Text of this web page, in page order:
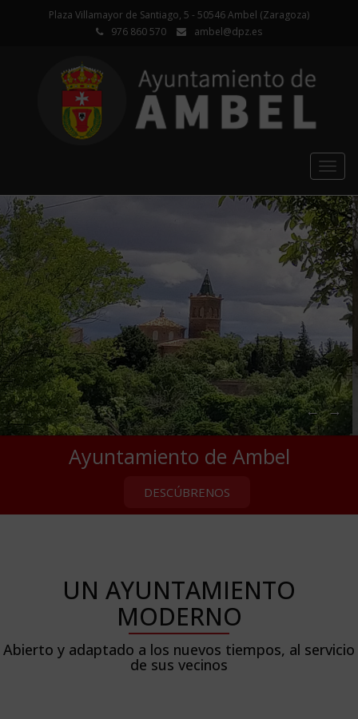
Plaza Villamayor de Santiago, 5 - 50546 Ambel (Zaragoza)
976 860 570
ambel@dpz.es
← →
Ayuntamiento de Ambel
DESCÚBRENOS
UN AYUNTAMIENTO
MODERNO
Abierto y adaptado a los nuevos tiempos, al servicio
de sus vecinos